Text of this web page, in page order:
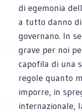
di egemonia
a tutto danno
governano. In
grave per noi
capofila di una
regole quanto
imporre, in
internazionale,